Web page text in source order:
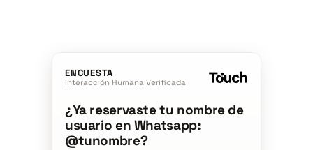
ENCUESTA
Interacción Humana Verificada
¿Ya reservaste tu nombre de
usuario en Whatsapp:
@tunombre?